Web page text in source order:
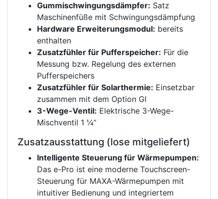
Gummischwingungsdämpfer: Satz
Maschinenfüße mit Schwingungsdämpfung
Hardware Erweiterungsmodul: bereits
enthalten
Zusatzfühler für Pufferspeicher: Für die
Messung bzw. Regelung des externen
Pufferspeichers
Zusatzfühler für Solarthermie: Einsetzbar
zusammen mit dem Option GI
3-Wege-Ventil: Elektrische 3-Wege-
Mischventil 1 ¼“
Zusatzausstattung (lose mitgeliefert)
Intelligente Steuerung für Wärmepumpen:
Das e-Pro ist eine moderne Touchscreen-
Steuerung für MAXA-Wärmepumpen mit
intuitiver Bedienung und integriertem